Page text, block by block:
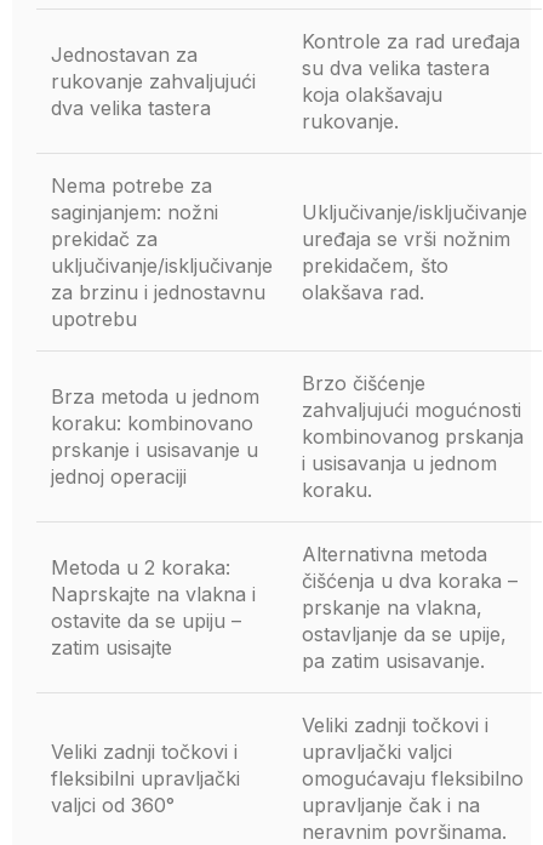
Jednostavan za
rukovanje zahvaljujući
dva velika tastera
Kontrole za rad uređaja
su dva velika tastera
koja olakšavaju
rukovanje.
Nema potrebe za
saginjanjem: nožni
prekidač za
uključivanje/isključivanje
za brzinu i jednostavnu
upotrebu
Uključivanje/isključivanje
uređaja se vrši nožnim
prekidačem, što
olakšava rad.
Brza metoda u jednom
koraku: kombinovano
prskanje i usisavanje u
jednoj operaciji
Brzo čišćenje
zahvaljujući mogućnosti
kombinovanog prskanja
i usisavanja u jednom
koraku.
Metoda u 2 koraka:
Naprskajte na vlakna i
ostavite da se upiju –
zatim usisajte
Alternativna metoda
čišćenja u dva koraka –
prskanje na vlakna,
ostavljanje da se upije,
pa zatim usisavanje.
Veliki zadnji točkovi i
fleksibilni upravljački
valjci od 360°
Veliki zadnji točkovi i
upravljački valjci
omogućavaju fleksibilno
upravljanje čak i na
neravnim površinama.